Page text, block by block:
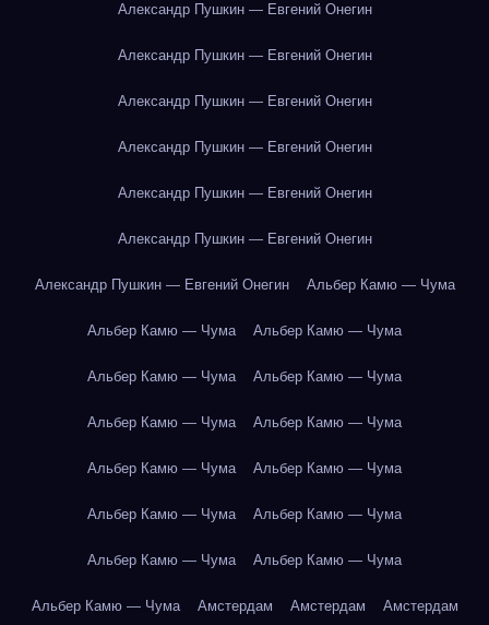
Александр Пушкин — Евгений Онегин
Александр Пушкин — Евгений Онегин
Александр Пушкин — Евгений Онегин
Александр Пушкин — Евгений Онегин
Александр Пушкин — Евгений Онегин
Александр Пушкин — Евгений Онегин
Александр Пушкин — Евгений Онегин Альбер Камю — Чума
Альбер Камю — Чума Альбер Камю — Чума
Альбер Камю — Чума Альбер Камю — Чума
Альбер Камю — Чума Альбер Камю — Чума
Альбер Камю — Чума Альбер Камю — Чума
Альбер Камю — Чума Альбер Камю — Чума
Альбер Камю — Чума Альбер Камю — Чума
Альбер Камю — Чума Амстердам Амстердам Амстердам